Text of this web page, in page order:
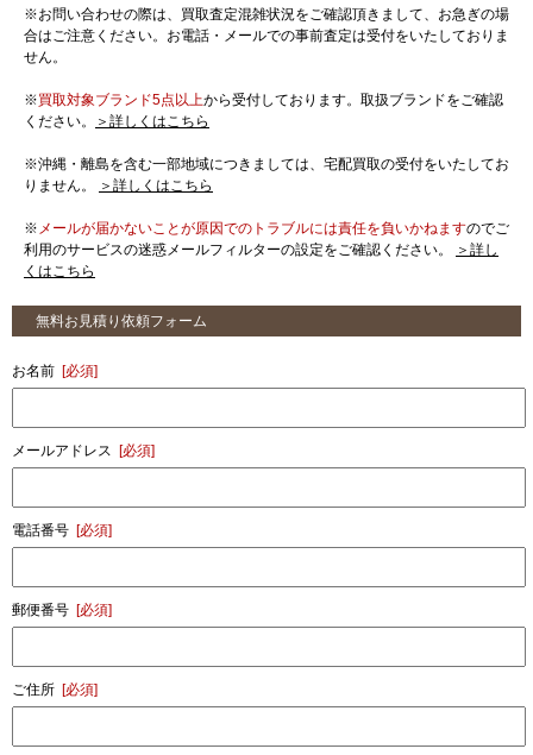
※お問い合わせの際は、買取査定混雑状況をご確認頂きまして、お急ぎの場
合はご注意ください。お電話・メールでの事前査定は受付をいたしておりま
せん。
※買取対象ブランド5点以上から受付しております。取扱ブランドをご確認
ください。
＞詳しくはこちら
※沖縄・離島を含む一部地域につきましては、宅配買取の受付をいたしてお
りません。
＞詳しくはこちら
※ メールが届かないことが原因でのトラブルには責任を負いかねますのでご
利用のサービスの迷惑メールフィルターの設定をご確認ください。
＞詳し
くはこちら
無料お見積り依頼フォーム
お名前 [必須]
メールアドレス [必須]
電話番号 [必須]
郵便番号 [必須]
ご住所 [必須]